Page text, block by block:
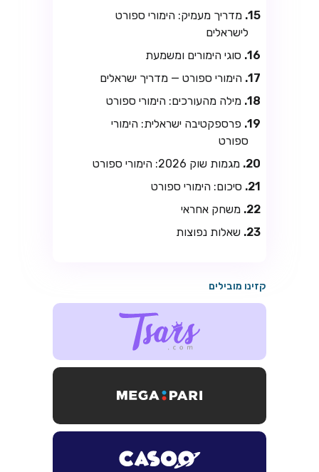
מדריך מעמיק: הימורי ספורט
לישראלים
סוגי הימורים ומשמעת
הימורי ספורט — מדריך ישראלים
מילה מהעורכים: הימורי ספורט
פרספקטיבה ישראלית: הימורי
ספורט
מגמות שוק 2026: הימורי ספורט
סיכום: הימורי ספורט
משחק אחראי
שאלות נפוצות
קזינו מובילים